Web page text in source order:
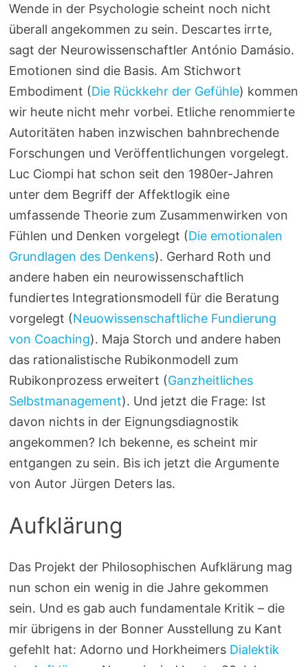
Wende in der Psychologie scheint noch nicht
überall angekommen zu sein. Descartes irrte,
sagt der Neurowissenschaftler António Damásio.
Emotionen sind die Basis. Am Stichwort
Embodiment (Die Rückkehr der Gefühle) kommen
wir heute nicht mehr vorbei. Etliche renommierte
Autoritäten haben inzwischen bahnbrechende
Forschungen und Veröffentlichungen vorgelegt.
Luc Ciompi hat schon seit den 1980er-Jahren
unter dem Begriff der Affektlogik eine
umfassende Theorie zum Zusammenwirken von
Fühlen und Denken vorgelegt (Die emotionalen
Grundlagen des Denkens). Gerhard Roth und
andere haben ein neurowissenschaftlich
fundiertes Integrationsmodell für die Beratung
vorgelegt (Neuowissenschaftliche Fundierung
von Coaching). Maja Storch und andere haben
das rationalistische Rubikonmodell zum
Rubikonprozess erweitert (Ganzheitliches
Selbstmanagement). Und jetzt die Frage: Ist
davon nichts in der Eignungsdiagnostik
angekommen? Ich bekenne, es scheint mir
entgangen zu sein. Bis ich jetzt die Argumente
von Autor Jürgen Deters las.
Aufklärung
Das Projekt der Philosophischen Aufklärung mag
nun schon ein wenig in die Jahre gekommen
sein. Und es gab auch fundamentale Kritik – die
mir übrigens in der Bonner Ausstellung zu Kant
gefehlt hat: Adorno und Horkheimers Dialektik